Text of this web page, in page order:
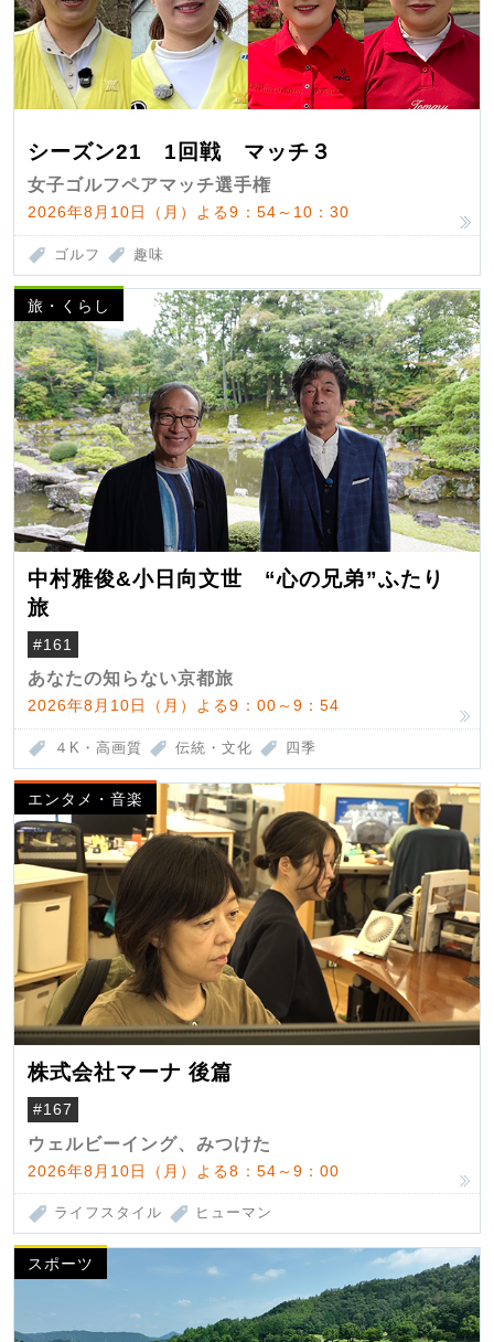
シーズン21 1回戦 マッチ３
女子ゴルフペアマッチ選手権
2026年8月10日（月）よる9：54～10：30
ゴルフ 趣味
旅・くらし
中村雅俊&小日向文世 “心の兄弟”ふたり
旅
#161
あなたの知らない京都旅
2026年8月10日（月）よる9：00～9：54
４K・高画質 伝統・文化 四季
エンタメ・音楽
株式会社マーナ 後篇
#167
ウェルビーイング、みつけた
2026年8月10日（月）よる8：54～9：00
ライフスタイル ヒューマン
スポーツ